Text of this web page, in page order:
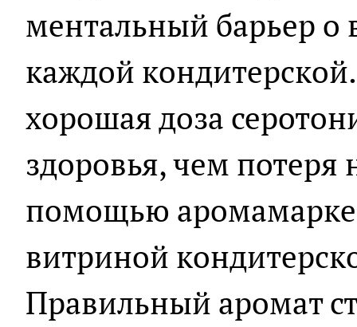
ментальный барьер о
каждой
хорошая доза
здоровья, чем потеря
помощью
витриной
Правильный аромат